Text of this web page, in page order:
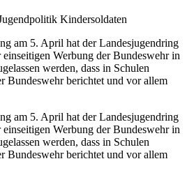
Kindersoldaten
am 5. April hat der Landesjugendring
Werbung der Bundeswehr in
werden, dass in Schulen
Bundeswehr berichtet und vor allem
am 5. April hat der Landesjugendring
Werbung der Bundeswehr in
werden, dass in Schulen
Bundeswehr berichtet und vor allem